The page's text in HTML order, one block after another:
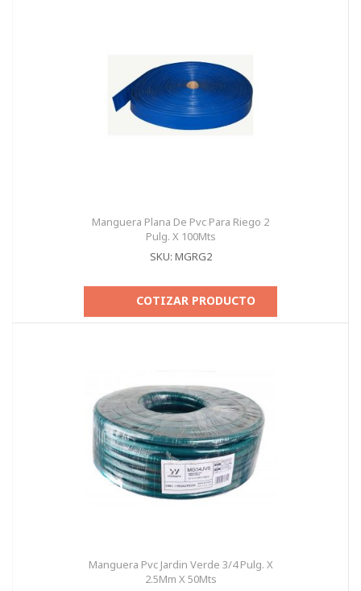
Manguera Plana De Pvc Para Riego 2
Pulg. X 100Mts
SKU: MGRG2
COTIZAR PRODUCTO
Manguera Pvc Jardin Verde 3/4 Pulg. X
2.5Mm X 50Mts